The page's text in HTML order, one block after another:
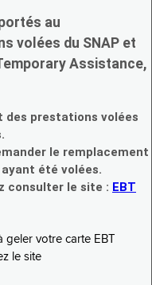
au
volées du SNAP et
Assistance,
des prestations volées
le remplacement
été volées.
consulter le site : EBT
votre carte EBT
le site